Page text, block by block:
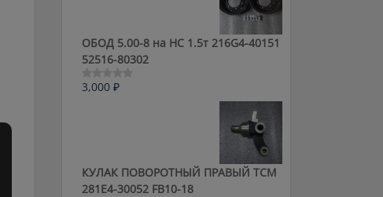
ОБОД 5.00-8 на HC 1.5т 216G4-40151
52516-80302
Оценка
3,000 ₽
КУЛАК ПОВОРОТНЫЙ ПРАВЫЙ ТСМ
281E4-30052 FB10-18